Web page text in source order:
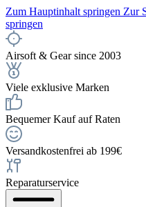
Zum Hauptinhalt springen Zur
springen
Airsoft & Gear since 2003
Viele exklusive Marken
Bequemer Kauf auf Raten
Versandkostenfrei ab 199€
Reparaturservice